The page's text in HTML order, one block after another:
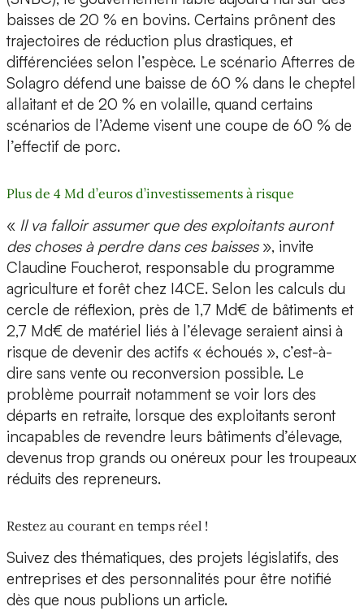
baisses de 20 % en bovins. Certains prônent des
trajectoires de réduction plus drastiques, et
différenciées selon l’espèce. Le scénario Afterres de
Solagro défend une baisse de 60 % dans le cheptel
allaitant et de 20 % en volaille, quand certains
scénarios de l’Ademe visent une coupe de 60 % de
l’effectif de porc.
Plus de 4 Md d’euros d’investissements à risque
« Il va falloir assumer que des exploitants auront
des choses à perdre dans ces baisses», invite
Claudine Foucherot, responsable du programme
agriculture et forêt chez I4CE. Selon les calculs du
cercle de réflexion, près de 1,7 Md€ de bâtiments et
2,7 Md€ de matériel liés à l’élevage seraient ainsi à
risque de devenir des actifs « échoués », c’est-à-
dire sans vente ou reconversion possible. Le
problème pourrait notamment se voir lors des
départs en retraite, lorsque des exploitants seront
incapables de revendre leurs bâtiments d’élevage,
devenus trop grands ou onéreux pour les troupeaux
réduits des repreneurs.
Restez au courant en temps réel !
Suivez des thématiques, des projets législatifs, des
entreprises et des personnalités pour être notifié
dès que nous publions un article.